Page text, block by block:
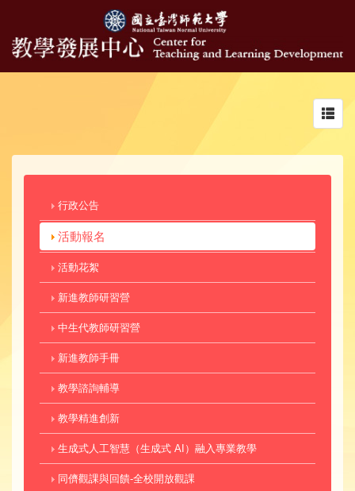
行政公告
活動報名
活動花絮
新進教師研習營
中生代教師研習營
新進教師手冊
教學諮詢輔導
教學精進創新
生成式人工智慧（生成式 AI）融入專業教學
同儕觀課與回饋-全校開放觀課